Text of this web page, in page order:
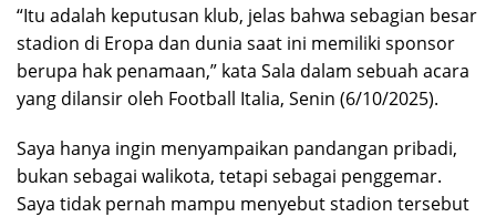
“Itu adalah keputusan klub, jelas bahwa sebagian besar
stadion di Eropa dan dunia saat ini memiliki sponsor
berupa hak penamaan,” kata Sala dalam sebuah acara
yang dilansir oleh Football Italia, Senin (6/10/2025).
Saya hanya ingin menyampaikan pandangan pribadi,
bukan sebagai walikota, tetapi sebagai penggemar.
Saya tidak pernah mampu menyebut stadion tersebut